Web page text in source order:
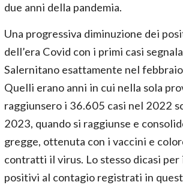
due anni della pandemia.
Una progressiva diminuzione dei
dell’era Covid con i primi casi
Salernitano esattamente nel
Quelli erano anni in cui nella sola
raggiunsero i 36.605 casi nel 2022
2023, quando si raggiunse e
gregge, ottenuta con i vaccini e
contratti il virus. Lo stesso dicasi per
positivi al contagio registrati in